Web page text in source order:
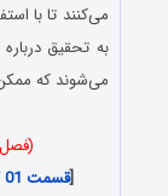
می‌کنند تا با
به تحقیق
می‌شوند که
[قسمت 01 کیفیت 1080p